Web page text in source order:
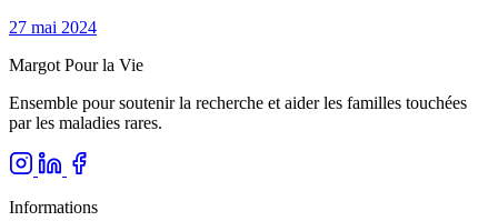
27 mai 2024
Margot Pour la Vie
Ensemble pour soutenir la recherche et aider les familles touchées
par les maladies rares.
Informations